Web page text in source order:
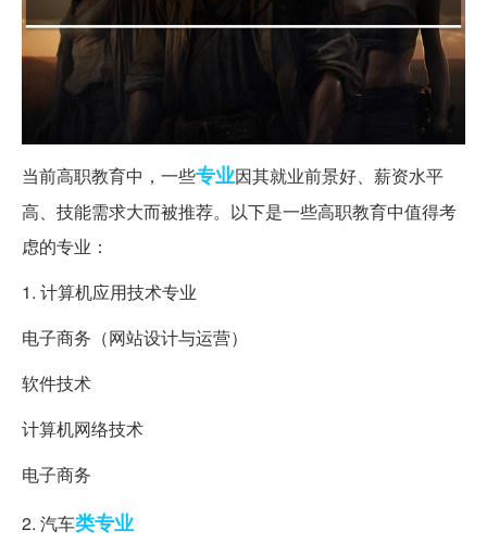
当前高职教育中，一些专业因其就业前景好、薪资水平
高、技能需求大而被推荐。以下是一些高职教育中值得考
虑的专业：
1. 计算机应用技术专业
电子商务（网站设计与运营）
软件技术
计算机网络技术
电子商务
2. 汽车类专业